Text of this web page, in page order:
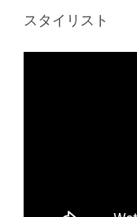
スタイリスト